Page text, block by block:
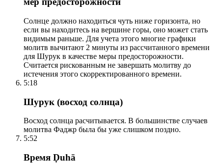
Солнце должно находиться чуть ниже горизонта, но
если вы находитесь на вершине горы, оно может стать
видимым раньше. Для учета этого многие графики
молитв вычитают 2 минуты из рассчитанного времени
для Шурук в качестве меры предосторожности.
Считается рискованным не завершать молитву до
истечения этого скорректированного времени.
5:18
Шурук (восход солнца)
Восход солнца расчитывается. В большинстве случаев
молитва Фаджр была бы уже слишком поздно.
5:52
Время Ḍuhā